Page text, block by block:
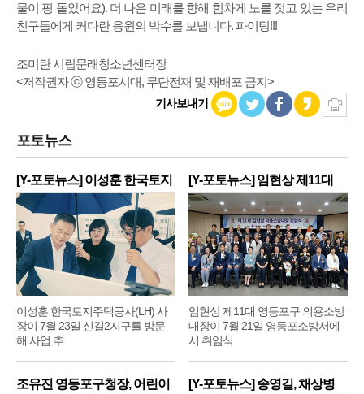
물이 핑 돌았어요). 더 나은 미래를 향해 힘차게 노를 젓고 있는 우리
친구들에게 커다란 응원의 박수를 보냅니다. 파이팅!!!
조미란 시립문래청소년센터장
<저작권자 ⓒ 영등포시대, 무단전재 및 재배포 금지>
기사보내기
포토뉴스
[Y-포토뉴스] 이성훈 한국토지
주
이성훈 한국토지주택공사(LH) 사
장이 7월 23일 신길2지구를 방문
해 사업 추
[Y-포토뉴스] 임현상 제11대
영
임현상 제11대 영등포구 의용소방
대장이 7월 21일 영등포소방서에
서 취임식
조유진 영등포구청장, 어린이
[Y-포토뉴스] 송영길, 채상병